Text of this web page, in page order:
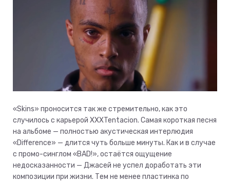
«Skins» проносится так же стремительно, как это
случилось с карьерой XXXTentacion. Самая короткая песня
на альбоме — полностью акустическая интерлюдия
«Difference» — длится чуть больше минуты. Как и в случае
с промо-синглом «BAD!», остаётся ощущение
недосказанности — Джасей не успел доработать эти
композиции при жизни. Тем не менее пластинка по